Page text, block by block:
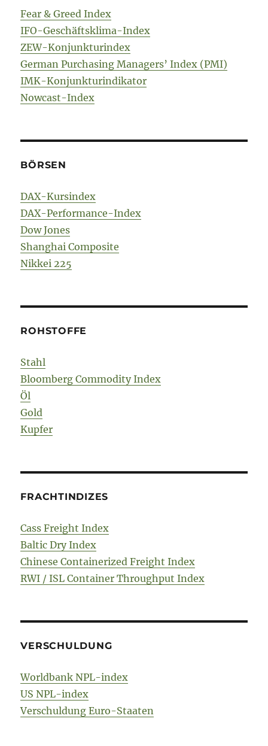
Fear & Greed Index
IFO-Geschäftsklima-Index
ZEW-Konjunkturindex
German Purchasing Managers’ Index (PMI)
IMK-Konjunkturindikator
Nowcast-Index
BÖRSEN
DAX-Kursindex
DAX-Performance-Index
Dow Jones
Shanghai Composite
Nikkei 225
ROHSTOFFE
Stahl
Bloomberg Commodity Index
Öl
Gold
Kupfer
FRACHTINDIZES
Cass Freight Index
Baltic Dry Index
Chinese Containerized Freight Index
RWI / ISL Container Throughput Index
VERSCHULDUNG
Worldbank NPL-index
US NPL-index
Verschuldung Euro-Staaten